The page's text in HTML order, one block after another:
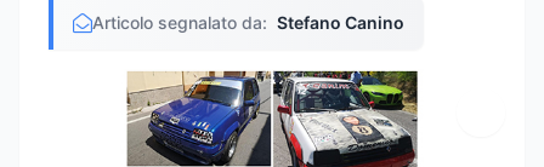
Articolo segnalato da: Stefano Canino